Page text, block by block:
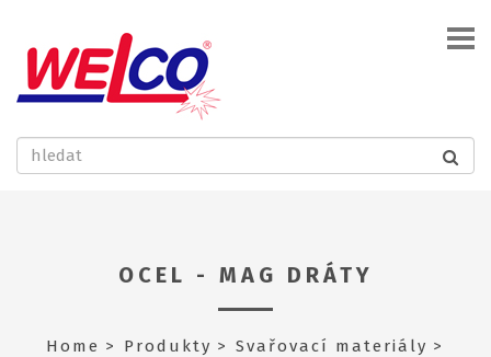
OCEL - MAG DRÁTY
Home Produkty
Svařovací materiály